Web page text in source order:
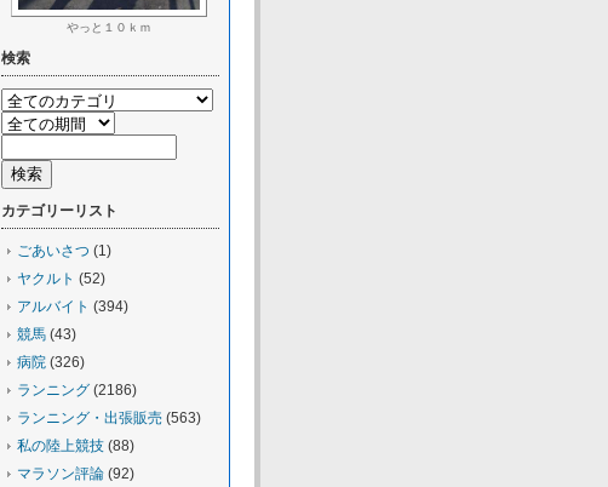
やっと１０ｋｍ
検索
カテゴリーリスト
ごあいさつ (1)
ヤクルト (52)
アルバイト (394)
競馬 (43)
病院 (326)
ランニング (2186)
ランニング・出張販売 (563)
私の陸上競技 (88)
マラソン評論 (92)